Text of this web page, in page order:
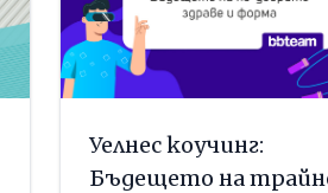
Уелнес коучинг:
Бъдещето на